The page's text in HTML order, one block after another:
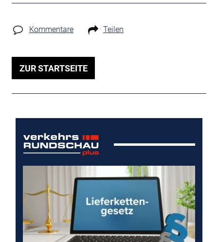
Kommentare Teilen
ZUR STARTSEITE